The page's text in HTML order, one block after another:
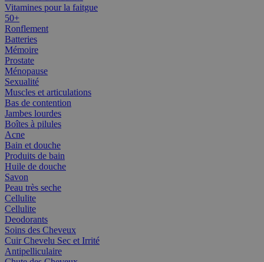
Vitamines pour la faitgue
50+
Ronflement
Batteries
Mémoire
Prostate
Ménopause
Sexualité
Muscles et articulations
Bas de contention
Jambes lourdes
Boîtes à pilules
Acne
Bain et douche
Produits de bain
Huile de douche
Savon
Peau très seche
Cellulite
Cellulite
Deodorants
Soins des Cheveux
Cuir Chevelu Sec et Irrité
Antipelliculaire